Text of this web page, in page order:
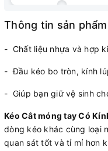
Thông tin sản phẩm
- Chất liệu nhựa và hợp
- Đầu kéo bo tròn, kính
- Giúp bạn giữ vệ sinh
Kéo Cắt móng tay Có
dòng kéo khác cùng loại
quan sát tốt và tỉ mỉ hơn